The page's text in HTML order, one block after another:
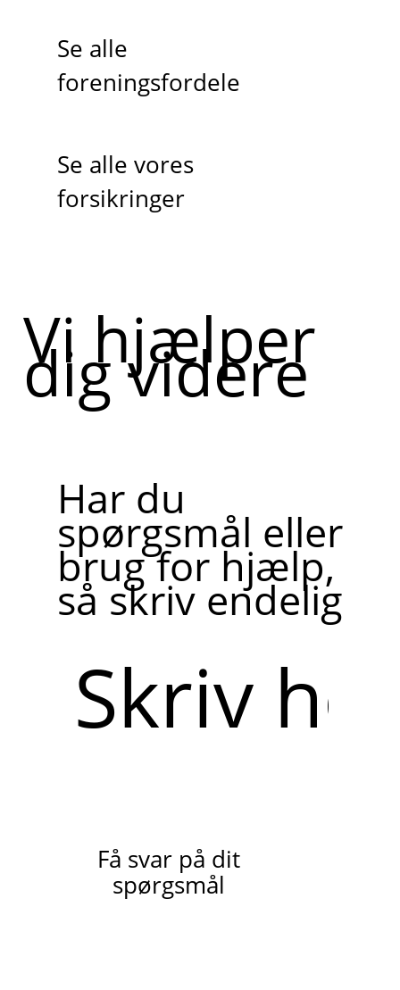
Se alle
foreningsfordele
Se alle vores
forsikringer
Vi hjælper
dig videre
Har du
spørgsmål eller
brug for hjælp,
så skriv endelig
her
Få svar på dit
spørgsmål